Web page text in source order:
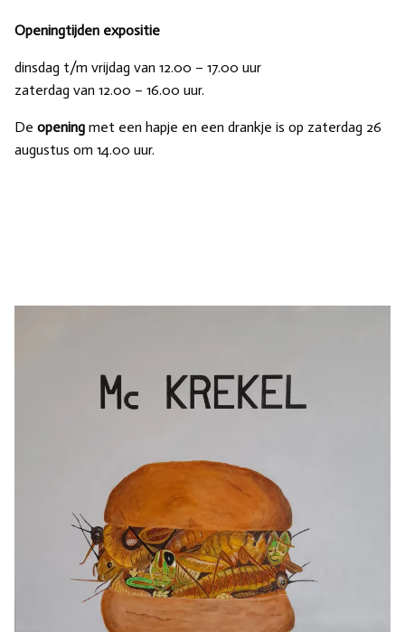
Openingtijden expositie
dinsdag t/m vrijdag van 12.00 – 17.00 uur
zaterdag van 12.00 – 16.00 uur.
De opening met een hapje en een drankje is op zaterdag 26
augustus om 14.00 uur.